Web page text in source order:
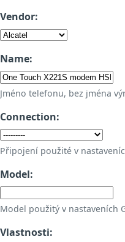
Vendor:
Name:
Jméno telefonu, bez jména
Connection:
Připojení použité v
Model:
Model použitý v nastaveních
Vlastnosti: